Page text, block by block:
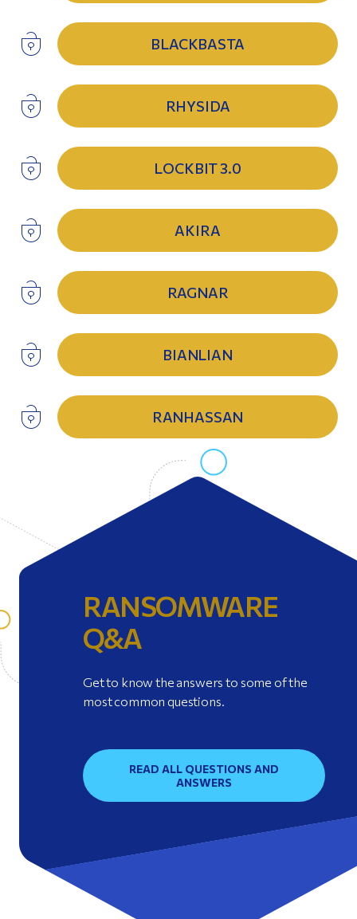
BLACKBASTA
RHYSIDA
LOCKBIT 3.0
AKIRA
RAGNAR
BIANLIAN
RANHASSAN
RANSOMWARE
Q&A
Get to know the answers to some of the
most common questions.
READ ALL QUESTIONS AND
ANSWERS